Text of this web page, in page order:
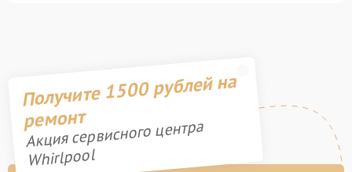
Получите 1500 рублей на
ремонт
Акция сервисного центра
Whirlpool